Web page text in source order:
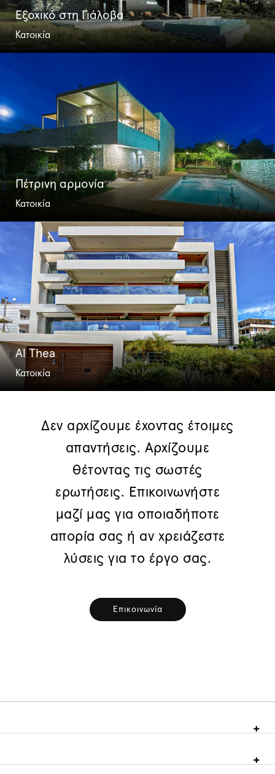
Εξοχικό στη Γιάλοβα
Κατοικία
​​​​​​​Πέτρινη αρμονία
Κατοικία
Al Thea
Κατοικία
Δεν αρχίζουμε έχοντας έτοιμες
απαντήσεις. Αρχίζουμε
θέτοντας τις σωστές
ερωτήσεις. Επικοινωνήστε
μαζί μας για οποιαδήποτε
απορία σας ή αν χρειάζεστε
λύσεις για το έργο σας.
Επικοινωνία